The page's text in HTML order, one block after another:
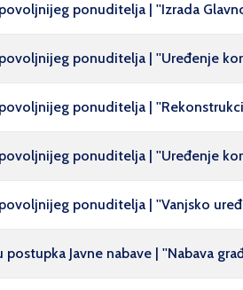
ponuditelja | ''Izrada
ponuditelja | ''Uređenje
ponuditelja |
ponuditelja | ''Uređenje
ponuditelja | ''Vanjsko
Javne nabave | ''Nabava